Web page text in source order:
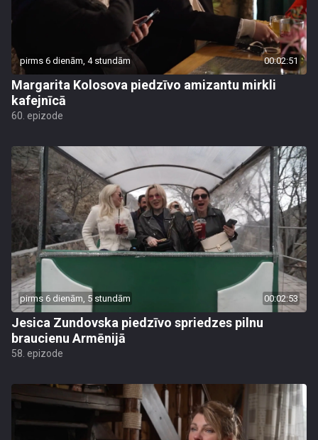
pirms 6 dienām, 4 stundām 00:02:51
Margarita Kolosova piedzīvo amizantu mirkli
kafejnīcā
60. epizode
pirms 6 dienām, 5 stundām 00:02:53
Jesica Zundovska piedzīvo spriedzes pilnu
braucienu Armēnijā
58. epizode